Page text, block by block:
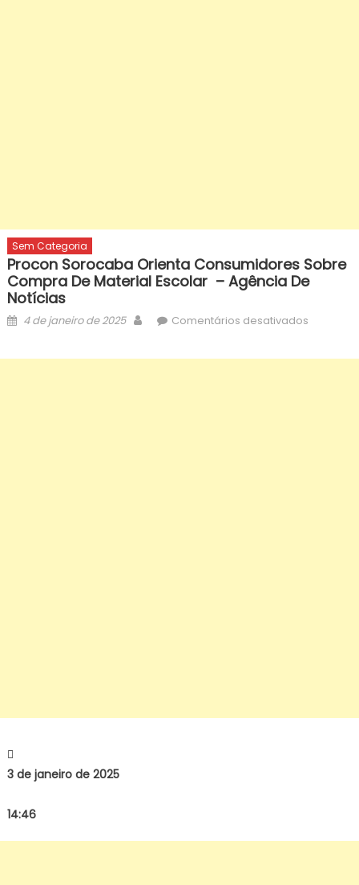
Sem Categoria
Procon Sorocaba Orienta Consumidores Sobre
Compra De Material Escolar – Agência De
Notícias
Posted
4 de janeiro de 2025 AuthorComentários desativadosem
3 de janeiro de 2025
14:46